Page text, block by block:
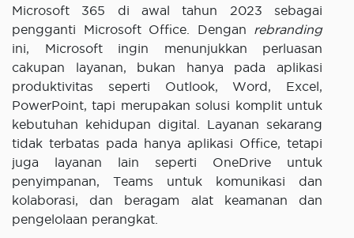
Microsoft 365 di awal tahun 2023 sebagai
pengganti Microsoft Office. Dengan rebranding
ini, Microsoft ingin menunjukkan perluasan
cakupan layanan, bukan hanya pada aplikasi
produktivitas seperti Outlook, Word, Excel,
PowerPoint, tapi merupakan solusi komplit untuk
kebutuhan kehidupan digital. Layanan sekarang
tidak terbatas pada hanya aplikasi Office, tetapi
juga layanan lain seperti OneDrive untuk
penyimpanan, Teams untuk komunikasi dan
kolaborasi, dan beragam alat keamanan dan
pengelolaan perangkat.